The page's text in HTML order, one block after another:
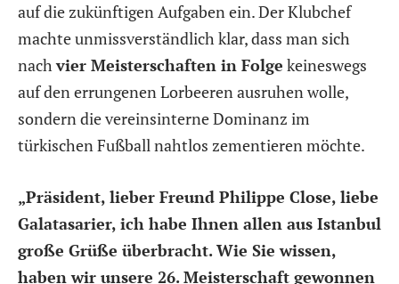
auf die zukünftigen Aufgaben ein. Der Klubchef
machte unmissverständlich klar, dass man sich
nachvier Meisterschaften in Folge keineswegs
auf den errungenen Lorbeeren ausruhen wolle,
sondern die vereinsinterne Dominanz im
türkischen Fußball nahtlos zementieren möchte.
„Präsident, lieber Freund Philippe Close, liebe
Galatasarier, ich habe Ihnen allen aus Istanbul
große Grüße überbracht. Wie Sie wissen,
haben wir unsere 26. Meisterschaft gewonnen